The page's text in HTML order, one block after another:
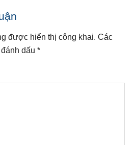
được hiển thị công khai. Các
dấu*